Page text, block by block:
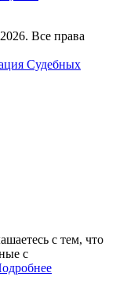
Все права
Судебных
с тем, что
с